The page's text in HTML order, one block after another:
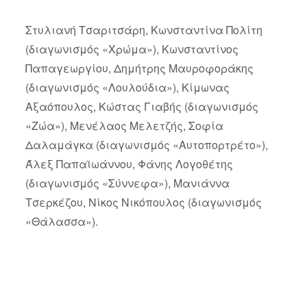
Στυλιανή Τσαριτσάρη, Κωνσταντίνα Πολίτη
(διαγωνισμός «Χρώμα»), Κωνσταντίνος
Παπαγεωργίου, Δημήτρης Μαυροφοράκης
(διαγωνισμός «Λουλούδια»), Κίμωνας
Αξαόπουλος, Κώστας Γιαβής (διαγωνισμός
«Ζώα»), Μενέλαος Μελετζής, Σοφία
Δαλαμάγκα (διαγωνισμός «Αυτοπορτρέτο»),
Άλεξ Παπαϊωάννου, Φάνης Λογοθέτης
(διαγωνισμός «Σύννεφα»), Μανιάννα
Τσερκέζου, Νίκος Νικόπουλος (διαγωνισμός
«Θάλασσα»).